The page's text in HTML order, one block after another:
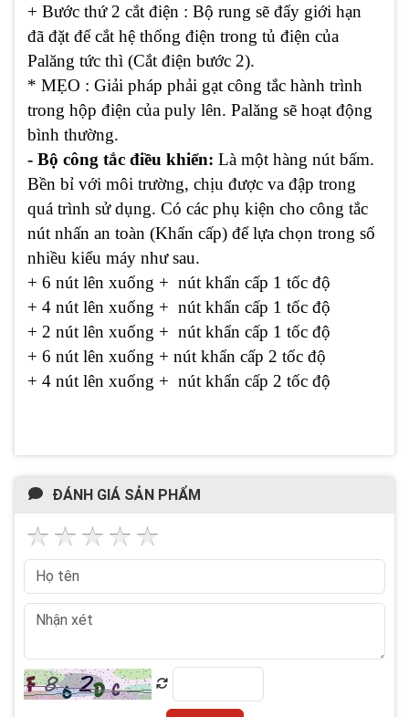
+ Bước thứ 2 cắt điện : Bộ rung sẽ đẩy giới hạn
đã đặt để cắt hệ thống điện trong tủ điện của
Palăng tức thì (Cắt điện bước 2).
* MẸO : Giải pháp phải gạt công tắc hành trình
trong hộp điện của puly lên. Palăng sẽ hoạt động
bình thường.
- Bộ công tắc điều khiển: Là một hàng nút bấm.
Bền bỉ với môi trường, chịu được va đập trong
quá trình sử dụng. Có các phụ kiện cho công tắc
nút nhấn an toàn (Khẩn cấp) để lựa chọn trong số
nhiều kiểu máy như sau.
+ 6 nút lên xuống + nút khẩn cấp 1 tốc độ
+ 4 nút lên xuống + nút khẩn cấp 1 tốc độ
+ 2 nút lên xuống + nút khẩn cấp 1 tốc độ
+ 6 nút lên xuống + nút khẩn cấp 2 tốc độ
+ 4 nút lên xuống + nút khẩn cấp 2 tốc độ
ĐÁNH GIÁ SẢN PHẨM